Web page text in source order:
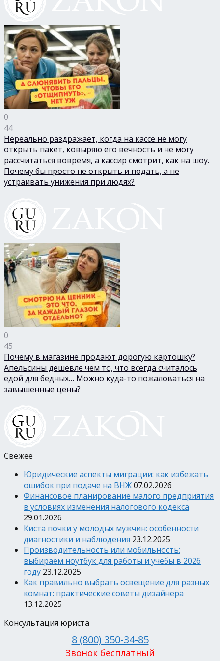
0
44
Нереально раздражает, когда на кассе не могу
открыть пакет, ковыряю его вечность и не могу
рассчитаться вовремя, а кассир смотрит, как на шоу.
Почему бы просто не открыть и подать, а не
устраивать унижения при людях?
0
45
Почему в магазине продают дорогую картошку?
Апельсины дешевле чем то, что всегда считалось
едой для бедных… Можно куда-то пожаловаться на
завышенные цены?
Свежее
Юридические аспекты миграции: как избежать
ошибок при подаче на ВНЖ07.02.2026
Финансовое планирование малого предприятия
в условиях изменения налогового кодекса
29.01.2026
Киста почки у молодых мужчин: особенности
диагностики и наблюдения 23.12.2025
Производительность или мобильность:
выбираем ноутбук для работы и учебы в 2026
году 23.12.2025
Как правильно выбрать освещение для разных
комнат: практические советы дизайнера
13.12.2025
Консультация юриста
8 (800) 350-34-85
Звонок бесплатный